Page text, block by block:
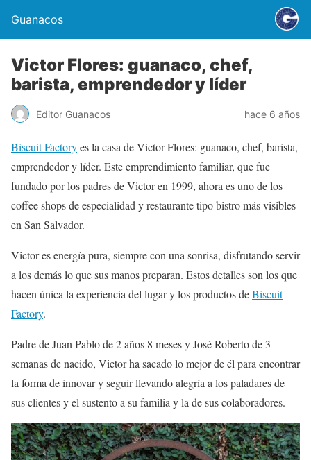
Guanacos
Victor Flores: guanaco, chef,
barista, emprendedor y líder
Editor Guanacos hace 6 años
Biscuit Factoryes la casa de Victor Flores: guanaco, chef, barista,
emprendedor y líder. Este emprendimiento familiar, que fue
fundado por los padres de Victor en 1999, ahora es uno de los
coffee shops de especialidad y restaurante tipo bistro más visibles
en San Salvador.
Victor es energía pura, siempre con una sonrisa, disfrutando servir
a los demás lo que sus manos preparan. Estos detalles son los que
hacen única la experiencia del lugar y los productos deBiscuit
Factory.
Padre de Juan Pablo de 2 años 8 meses y José Roberto de 3
semanas de nacido, Victor ha sacado lo mejor de él para encontrar
la forma de innovar y seguir llevando alegría a los paladares de
sus clientes y el sustento a su familia y la de sus colaboradores.